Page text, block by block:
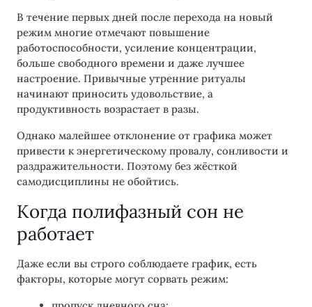
В течение первых дней после перехода на новый
режим многие отмечают повышение
работоспособности, усиление концентрации,
больше свободного времени и даже лучшее
настроение. Привычные утренние ритуалы
начинают приносить удовольствие, а
продуктивность возрастает в разы.
Однако малейшее отклонение от графика может
привести к энергетическому провалу, сонливости и
раздражительности. Поэтому без жёсткой
самодисциплины не обойтись.
Когда полифазный сон не
работает
Даже если вы строго соблюдаете график, есть
факторы, которые могут сорвать режим: